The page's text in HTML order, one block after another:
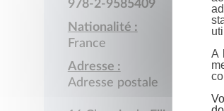
978-2-9585409
Nationalité :
France
Adresse :
Adresse postale
A